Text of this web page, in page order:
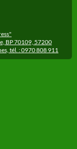
BP 70109, 57200
tél. : 0970 808 911